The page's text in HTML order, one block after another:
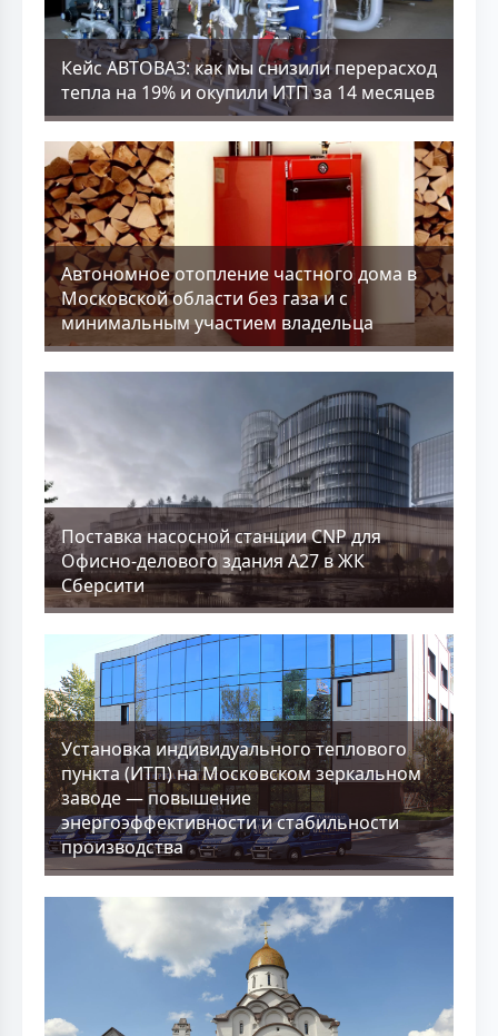
Кейс АВТОВАЗ: как мы снизили перерасход
тепла на 19% и окупили ИТП за 14 месяцев
Aвтономное отопление частного дома в
Московской области без газа и с
минимальным участием владельца
Поставка насосной станции CNP для
Офисно-делового здания А27 в ЖК
Сберсити
Установка индивидуального теплового
пункта (ИТП) на Московском зеркальном
заводе — повышение
энергоэффективности и стабильности
производства